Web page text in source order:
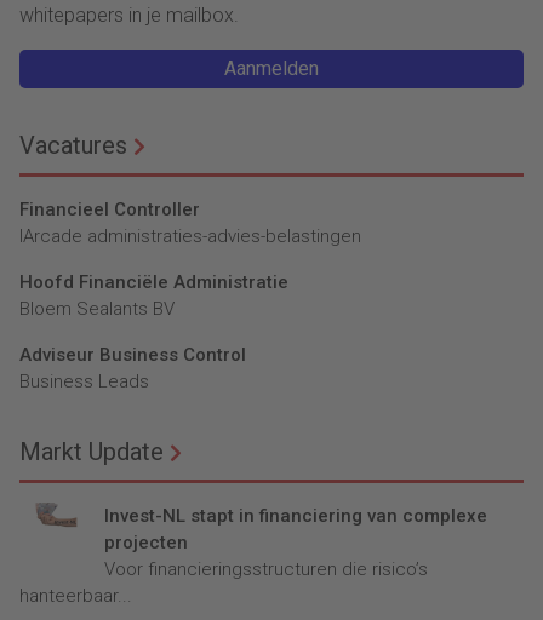
whitepapers in je mailbox.
Aanmelden
Vacatures
Financieel Controller
lArcade administraties-advies-belastingen
Hoofd Financiële Administratie
Bloem Sealants BV
Adviseur Business Control
Business Leads
Markt Update
Invest-NL stapt in financiering van complexe
projecten
Voor financieringsstructuren die risico’s
hanteerbaar...